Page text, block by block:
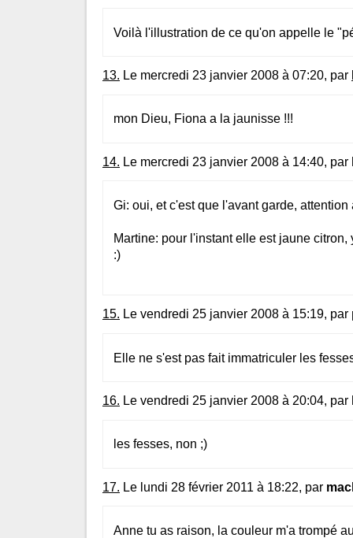
Voilà l'illustration de ce qu'on appelle le
13. Le mercredi 23 janvier 2008 à 07:20, par
mon Dieu, Fiona a la jaunisse !!!
14. Le mercredi 23 janvier 2008 à 14:40, par
Gi: oui, et c'est que l'avant garde, attention
Martine: pour l'instant elle est jaune citron,
:)
15. Le vendredi 25 janvier 2008 à 15:19, par
Elle ne s'est pas fait immatriculer les
16. Le vendredi 25 janvier 2008 à 20:04, par
les fesses, non ;)
17. Le lundi 28 février 2011 à 18:22, par
Anne tu as raison, la couleur m'a trompé